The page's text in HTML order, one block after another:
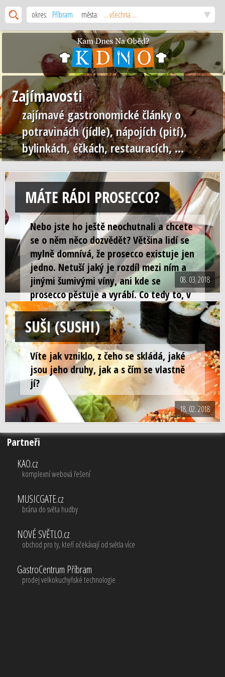
okres: Příbram města: ... všechna ...
Zajímavosti
zajímavé gastronomické články o
potravinách (jídle), nápojích (pití),
bylinkách, éčkách, restauracích, ...
MÁTE RÁDI PROSECCO?
Nebo jste ho ještě neochutnali a chcete
se o něm něco dozvědět? Většina lidí se
mylně domnívá, že prosecco existuje jen
jedno. Netuší jaký je rozdíl mezi ním a
jinými šumivými víny, ani kde se
prosecco pěstuje a vyrábí. Co tedy to, v
dnešní době tak moderní, prosecco je?
08. 03. 2018
SUŠI (SUSHI)
Víte jak vzniklo, z čeho se skládá, jaké
jsou jeho druhy, jak a s čím se vlastně
jí?
18. 02. 2018
Partneři
KAO.cz
komplexní webová řešení
MUSICGATE.cz
brána do světa hudby
NOVÉ SVĚTLO.cz
obchod pro ty, kteří očekávají od světla více
GastroCentrum Příbram
prodej velkokuchyňské technologie